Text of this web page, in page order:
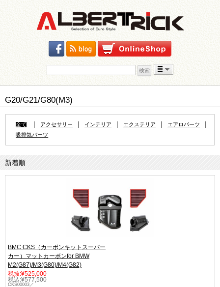
Skip to content
G20/G21/G80(M3)
全て | アクセサリー | インテリア | エクステリア | エアロパーツ |
吸排気パーツ
新着順
BMC CKS（カーボンキットスーパー
カー）マットカーボンfor BMW
M2(G87)/M3(G80)/M4(G82)
税抜:¥525,000
税込:¥577,500
CKS00003／